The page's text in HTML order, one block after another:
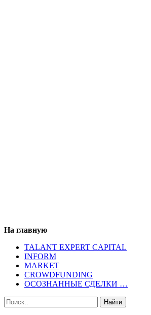
На главную
TALANT EXPERT CAPITAL
INFORM
MARKET
CROWDFUNDING
ОСОЗНАННЫЕ СДЕЛКИ …